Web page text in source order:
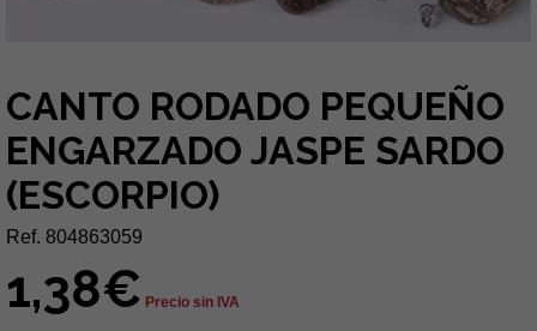
CANTO RODADO PEQUEÑO
ENGARZADO JASPE SARDO
(ESCORPIO)
Ref. 804863059
1,38€ Precio sin IVA